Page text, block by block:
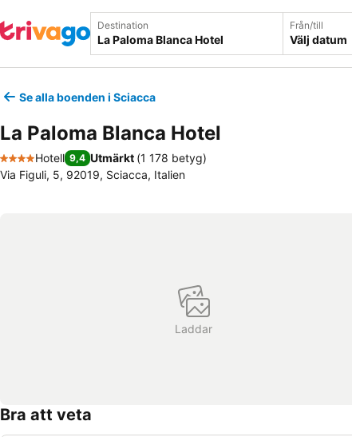
Destination Från/till
Välj datum
Se alla boenden i Sciacca
La Paloma Blanca Hotel
4 Stjärnor
Hotell 9,4 Utmärkt (1 178 betyg)
Via Figuli, 5, 92019, Sciacca, Italien
Laddar
Bra att veta